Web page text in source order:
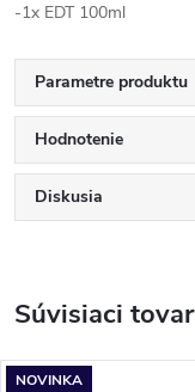
-1x EDT 100ml
Parametre produktu
Hodnotenie
Diskusia
Súvisiaci tovar
NOVINKA